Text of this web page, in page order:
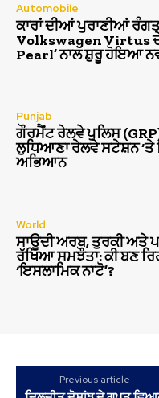
Automobile
ਕਾਰਾਂ ਦੀਆਂ ਪੁਰਾਣੀਆਂ
Volkswagen Virtus
Pearl’ ਨਾਲ ਸ਼ੁਰੂ ਹੋਇਆ
Punjab
ਗੌਰਮੈਂਟ ਰੇਲਵੇ ਪੁਲਿਸ
ਲੁਧਿਆਣਾ ਰੇਲਵੇ ਸਟੇਸ਼ਨ ‘ਤੇ
ਅਭਿਆਨ
World
ਸਾਊਦੀ ਅਰਬ, ਤੁਰਕੀ ਅਤੇ
ਰੱਖਿਆ ਸਮਝੌਤਾ: ਕੀ ਬਣ
‘ਇਸਲਾਮਿਕ ਨਾਟੋ’?
Previous article